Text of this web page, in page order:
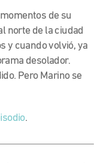
de su
norte de la ciudad
y cuando volvió, ya
desolador.
Pero Marino se
.